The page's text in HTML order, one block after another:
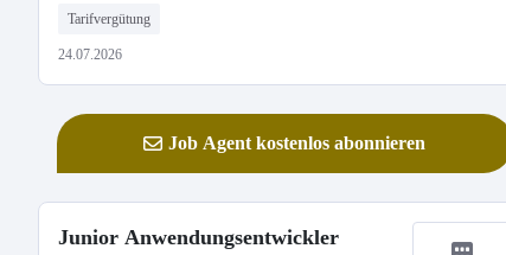
Tarifvergütung
24.07.2026
Job Agent kostenlos abonnieren
Junior Anwendungsentwickler